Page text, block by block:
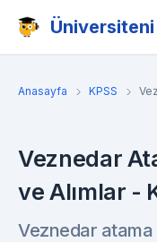
Üniversiteni
Anasayfa KPSS
Veznedar
ve Alımlar -
Veznedar atama